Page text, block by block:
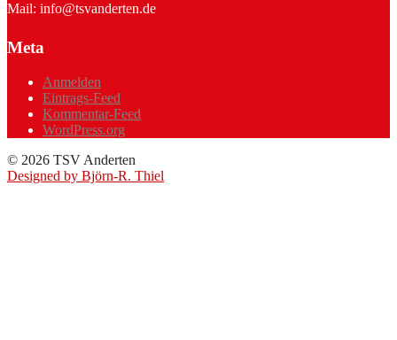
Mail: info@tsvanderten.de
Meta
Anmelden
Eintrags-Feed
Kommentar-Feed
WordPress.org
© 2026 TSV Anderten
Designed by Björn-R. Thiel